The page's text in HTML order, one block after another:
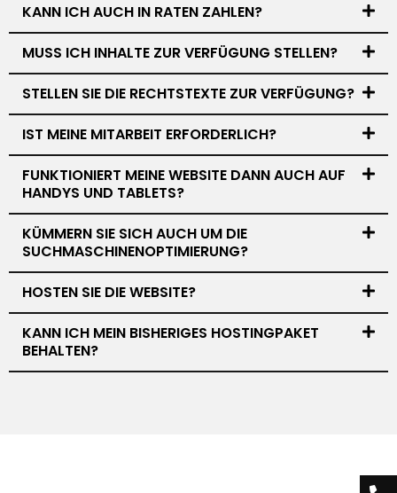
KANN ICH AUCH IN RATEN ZAHLEN?
MUSS ICH INHALTE ZUR VERFÜGUNG STELLEN?
STELLEN SIE DIE RECHTSTEXTE ZUR VERFÜGUNG?
IST MEINE MITARBEIT ERFORDERLICH?
FUNKTIONIERT MEINE WEBSITE DANN AUCH AUF
HANDYS UND TABLETS?
KÜMMERN SIE SICH AUCH UM DIE
SUCHMASCHINENOPTIMIERUNG?
HOSTEN SIE DIE WEBSITE?
KANN ICH MEIN BISHERIGES HOSTINGPAKET
BEHALTEN?